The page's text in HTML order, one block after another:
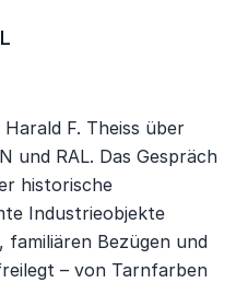
F. Theiss über
und RAL. Das Gespräch
historische
Industrieobjekte
Bezügen und
– von Tarnfarben